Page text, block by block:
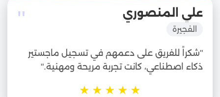
" علي المنصوري
الفجيرة
"شكراً للفريق على دعمهم في تسجيل ماجستير
ذكاء اصطناعي، كانت تجربة مريحة ومهنية."
★
★
★
★
★